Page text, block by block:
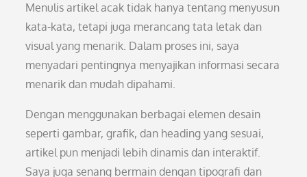
Menulis artikel acak tidak hanya tentang menyusun
kata-kata, tetapi juga merancang tata letak dan
visual yang menarik. Dalam proses ini, saya
menyadari pentingnya menyajikan informasi secara
menarik dan mudah dipahami.
Dengan menggunakan berbagai elemen desain
seperti gambar, grafik, dan heading yang sesuai,
artikel pun menjadi lebih dinamis dan interaktif.
Saya juga senang bermain dengan tipografi dan